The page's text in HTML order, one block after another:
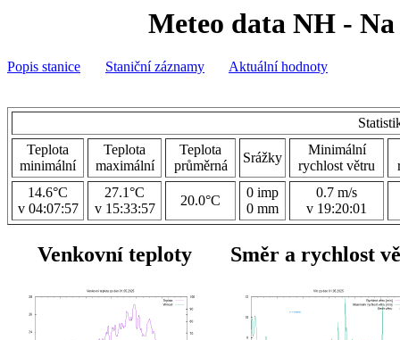
Meteo data NH - Na
Popis stanice Staniční záznamy Aktuální hodnoty
Teplota
minimální
Teplota
maximální
Teplota
průměrná
Srážky
Minimální
rychlost větru
14.6°C
v 04:07:57
27.1°C
v 15:33:57
20.0°C
0 imp
0 mm
0.7 m/s
v 19:20:01
Venkovní teploty Směr a rychlost